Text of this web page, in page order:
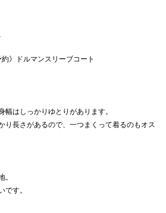
》ドルマンスリーブコート
はしっかりゆとりがあります。
り長さがあるので、一つまくって着るのもオス
。
です。